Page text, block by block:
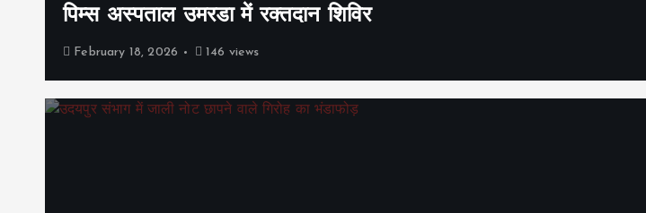
पिम्स अस्पताल उमरडा में रक्तदान शिविर
February 18, 2026 146 views